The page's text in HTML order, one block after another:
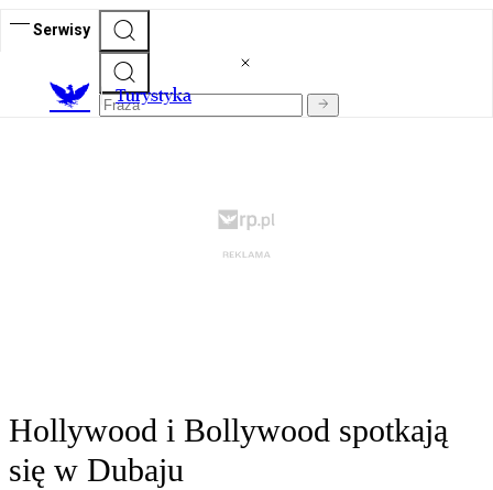
Serwisy
Turystyka
Hollywood i Bollywood spotkają
się w Dubaju